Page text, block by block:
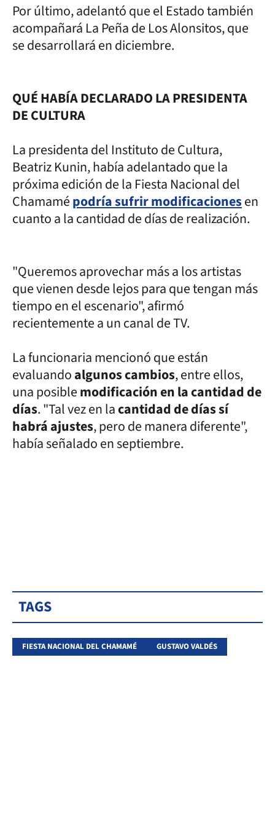
Por último, adelantó que el Estado también
acompañará La Peña de Los Alonsitos, que
se desarrollará en diciembre.
QUÉ HABÍA DECLARADO LA PRESIDENTA
DE CULTURA
La presidenta del Instituto de Cultura,
Beatriz Kunin, había adelantado que la
próxima edición de la Fiesta Nacional del
Chamamépodría sufrir modificacionesen
cuanto a la cantidad de días de realización.
"Queremos aprovechar más a los artistas
que vienen desde lejos para que tengan más
tiempo en el escenario", afirmó
recientemente a un canal de TV.
La funcionaria mencionó que están
evaluandoalgunos cambios, entre ellos,
una posiblemodificación en la cantidad de
días. "Tal vez en lacantidad de días sí
habrá ajustes, pero de manera diferente",
había señalado en septiembre.
TAGS
FIESTA NACIONAL DEL CHAMAMÉ GUSTAVO VALDÉS